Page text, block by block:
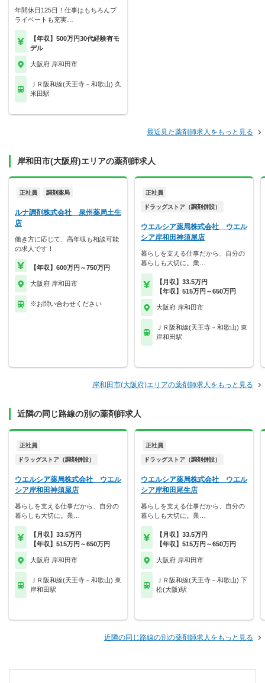
年間休日125日！仕事はもちろんプ
ライベートも充実…
【年収】500万円30代経験有モ
デル
大阪府 岸和田市
ＪＲ阪和線(天王寺－和歌山) 久
米田駅
最近見た薬剤師求人をもっと見る
岸和田市(大阪府)エリアの薬剤師求人
正社員 調剤薬局
ルナ調剤株式会社 泉州薬局土生
店
働き方に応じて、高年収も相談可能
の求人です！
【年収】600万円～750万円
大阪府 岸和田市
※お問い合わせください
正社員
ドラッグストア（調剤併設）
ウエルシア薬局株式会社 ウエル
シア岸和田神須屋店
暮らしを支える仕事だから、自分の
暮らしも大切に。業…
【月収】33.5万円
【年収】515万円～650万円
大阪府 岸和田市
ＪＲ阪和線(天王寺－和歌山) 東
岸和田駅
岸和田市(大阪府)エリアの薬剤師求人をもっと見る
近隣の同じ路線の別の薬剤師求人
正社員
ドラッグストア（調剤併設）
ウエルシア薬局株式会社 ウエル
シア岸和田神須屋店
暮らしを支える仕事だから、自分の
暮らしも大切に。業…
【月収】33.5万円
【年収】515万円～650万円
大阪府 岸和田市
ＪＲ阪和線(天王寺－和歌山) 東
岸和田駅
正社員
ドラッグストア（調剤併設）
ウエルシア薬局株式会社 ウエル
シア岸和田尾生店
暮らしを支える仕事だから、自分の
暮らしも大切に。業…
【月収】33.5万円
【年収】515万円～650万円
大阪府 岸和田市
ＪＲ阪和線(天王寺－和歌山) 下
松(大阪)駅
近隣の同じ路線の別の薬剤師求人をもっと見る